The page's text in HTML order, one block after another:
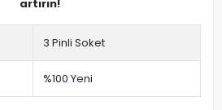
artırın!
3 Pinli Soket
%100 Yeni